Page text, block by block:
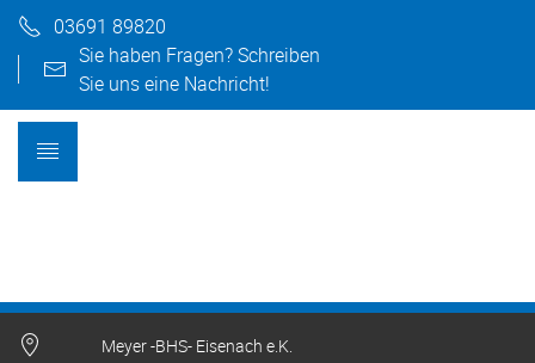
03691 89820
Sie haben Fragen? Schreiben
Sie uns eine Nachricht!
Meyer -BHS- Eisenach e.K.